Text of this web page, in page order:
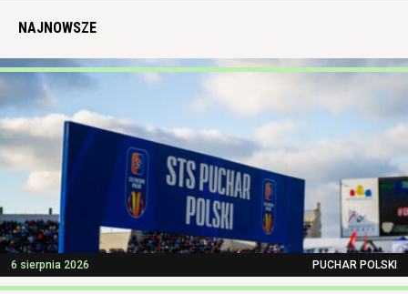
NAJNOWSZE
6 sierpnia 2026 PUCHAR POLSKI